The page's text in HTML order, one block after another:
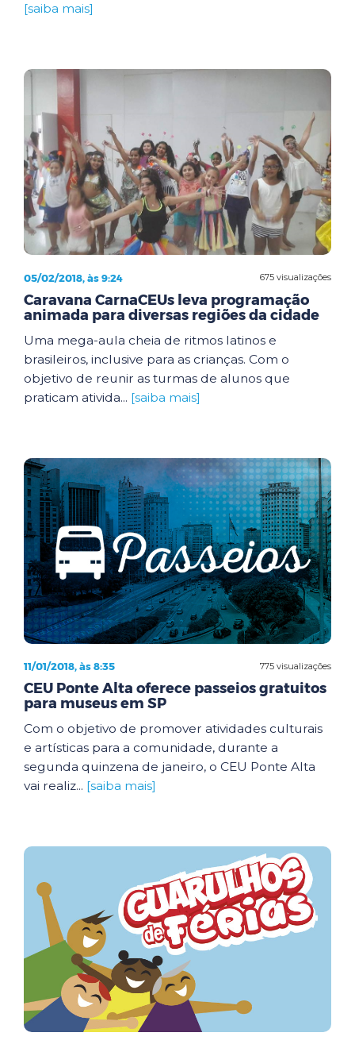
[saiba mais]
675 visualizações
05/02/2018, às 9:24
Caravana CarnaCEUs leva programação
animada para diversas regiões da cidade
Uma mega-aula cheia de ritmos latinos e
brasileiros, inclusive para as crianças. Com o
objetivo de reunir as turmas de alunos que
praticam ativida... [saiba mais]
775 visualizações
11/01/2018, às 8:35
CEU Ponte Alta oferece passeios gratuitos
para museus em SP
Com o objetivo de promover atividades culturais
e artísticas para a comunidade, durante a
segunda quinzena de janeiro, o CEU Ponte Alta
vai realiz... [saiba mais]